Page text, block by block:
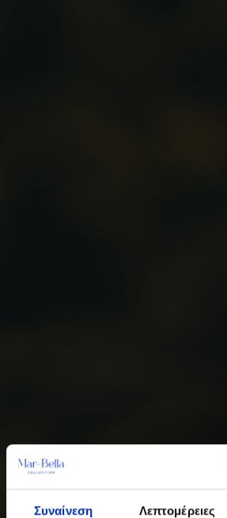
Συναίνεση Λεπτομέρειες